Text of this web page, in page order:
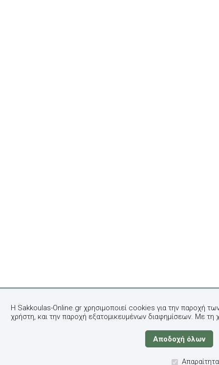
Η Sakkoulas-Online.gr χρησιμοποιεί cookies για την παροχή
χρήστη, και την παροχή εξατομικευμένων διαφημίσεων. Με